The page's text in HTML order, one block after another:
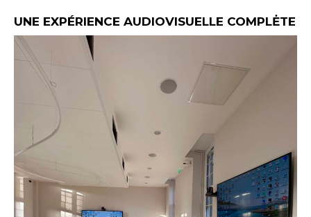
UNE EXPÉRIENCE AUDIOVISUELLE COMPLĖTE